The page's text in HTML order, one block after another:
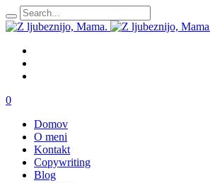
0
Domov
O meni
Kontakt
Copywriting
Blog